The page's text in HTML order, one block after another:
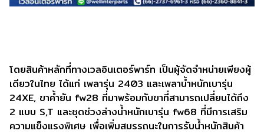
โดยสินค้าหลักที่ทางเวลอินเตอร์พาร์ท เป็นผู้จัดจำหน่ายเพียงผู้
เดียวในไทย ได้แก่ เพลารุ่น 2403 และเพลาน้ำหนักเบารุ่น
24XE, ขาค้ำยัน fw28 ที่มาพร้อมกับขาที่สามารถเปลี่ยนได้ถึง
2 แบบ S,T และชุดช่วงล่างน้ำหนักเบารุ่น fw68 ที่มีการเสริม
ความแข็งแรงพิเศษ เพื่อเพิ่มสมรรถนะในการรับน้ำหนักสินค้า